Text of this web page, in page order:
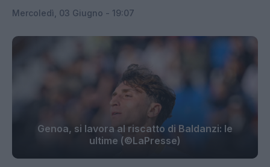
Mercoledì, 03 Giugno - 19:07
Genoa, si lavora al riscatto di Baldanzi: le
ultime (©LaPresse)